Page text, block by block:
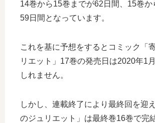
14巻から15巻までが62日間、15巻
59日間となっています。
これを基に予想をするとコミック「
リエット」17巻の発売日は2020年1
しれません。
しかし、連載終了により最終回を迎
のジュリエット」は最終巻16巻で完